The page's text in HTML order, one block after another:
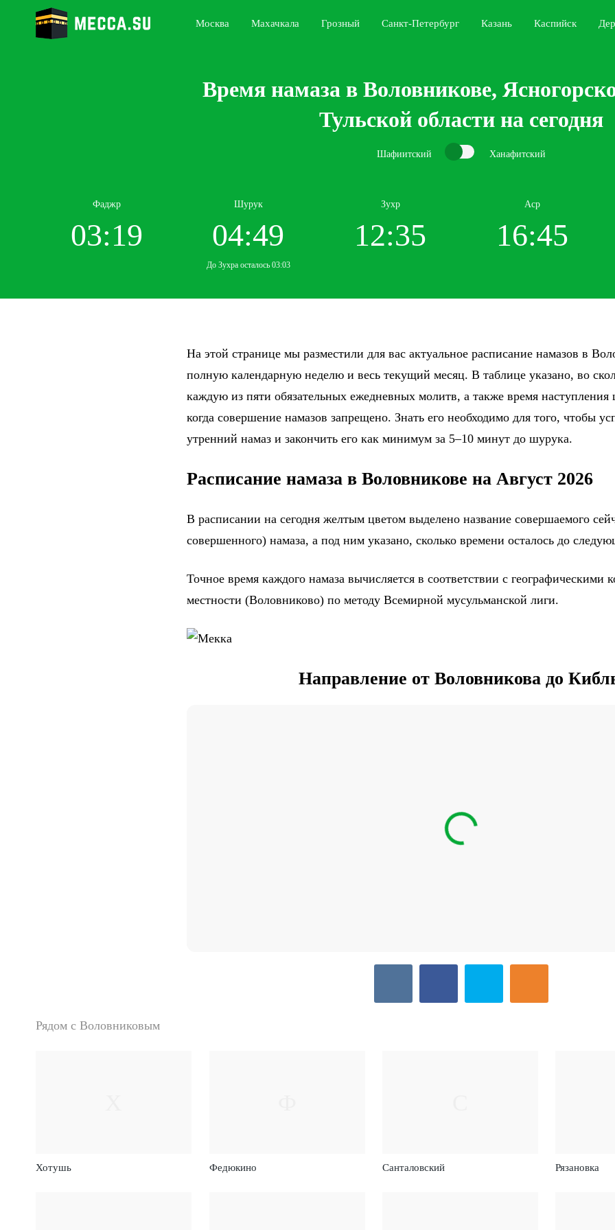
Москва Махачкала Грозный Санкт-Петербург Казань Каспийск
Время намаза в Воловникове,
Тульской области на сегодня
Шафиитский Ханафитский
Фаджр
03:19
Шурук
04:49
До Зухра осталось 03:03
Зухр
12:35
Аср
16:45
На этой странице мы разместили для вас актуальное расписание намазов в
полную календарную неделю и весь текущий месяц. В таблице указано, во
каждую из пяти обязательных ежедневных молитв, а также время
когда совершение намазов запрещено. Знать его необходимо для того, чтобы
утренний намаз и закончить его как минимум за 5–10 минут до шурука.
Расписание намаза в Воловникове на Август 2026
В расписании на сегодня желтым цветом выделено название совершаемого
совершенного) намаза, а под ним указано, сколько времени осталось до
Точное время каждого намаза вычисляется в соответствии с географическими
местности (Воловниково) по методу Всемирной мусульманской лиги.
Направление от Воловникова до
Рядом с Воловниковым
Хотушь Федюкино Санталовский Рязановка